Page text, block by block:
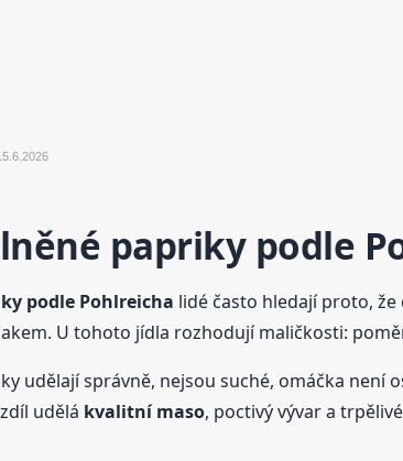
papriky podle
podle Pohlreicha lidé často hledají proto,
U tohoto jídla rozhodují maličkosti:
udělají správně, nejsou suché, omáčka
udělá kvalitní maso, poctivý vývar a